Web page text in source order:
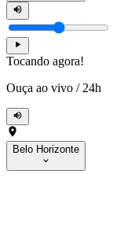
Tocando agora!
Ouça ao vivo / 24h
Belo Horizonte